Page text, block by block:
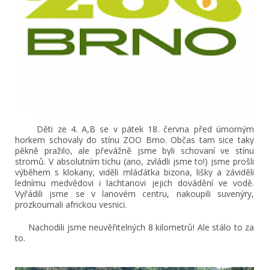
Děti ze 4. A,B se v pátek 18. června před úmorným
horkem schovaly do stínu ZOO Brno. Občas tam sice taky
pěkně pražilo, ale převážně jsme byli schovaní ve stínu
stromů. V absolutním tichu (ano, zvládli jsme to!) jsme prošli
výběhem s klokany, viděli mláďátka bizona, lišky a záviděli
lednímu medvědovi i lachtanovi jejich dovádění ve vodě.
Vyřádili jsme se v lanovém centru, nakoupili suvenýry,
prozkoumali africkou vesnici.
Nachodili jsme neuvěřitelných 8 kilometrů! Ale stálo to za
to.